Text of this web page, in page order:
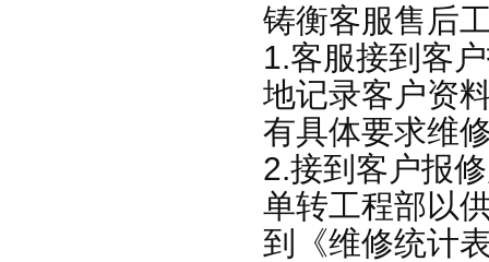
铸衡客服售后
1.客服接到客
地记录客户资
有具体要求维
2.接到客户报
单转工程部以
到《维修统计